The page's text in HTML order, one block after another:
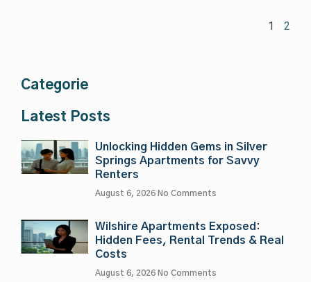
1 2
Categorie
Latest Posts
Unlocking Hidden Gems in Silver
Springs Apartments for Savvy
Renters
August 6, 2026 No Comments
Wilshire Apartments Exposed:
Hidden Fees, Rental Trends & Real
Costs
August 6, 2026 No Comments